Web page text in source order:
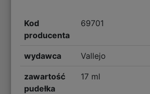
Kod
producenta
69701
wydawca Vallejo
zawartość
pudełka
17 ml